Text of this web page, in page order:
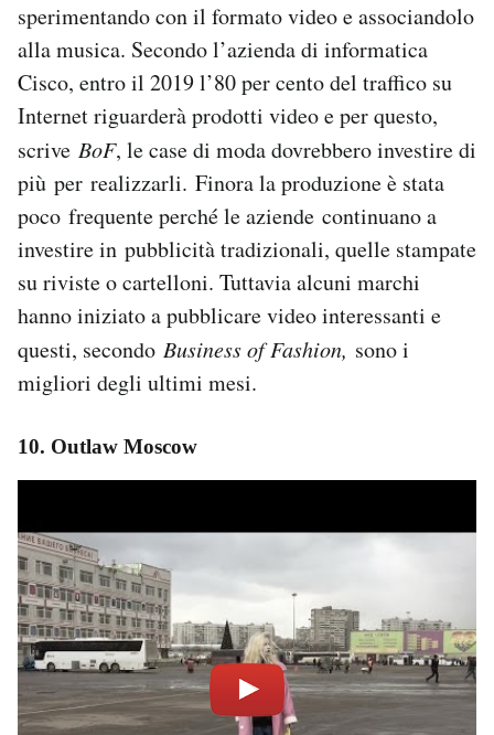
sperimentando con il formato video e associandolo
alla musica. Secondo l’azienda di informatica
Cisco, entro il 2019 l’80 per cento del traffico su
Internet riguarderà prodotti video e per questo,
scrive BoF, le case di moda dovrebbero investire di
più per realizzarli. Finora la produzione è stata
poco frequente perché le aziende continuano a
investire in pubblicità tradizionali, quelle stampate
su riviste o cartelloni. Tuttavia alcuni marchi
hanno iniziato a pubblicare video interessanti e
questi, secondo Business of Fashion, sono i
migliori degli ultimi mesi.
10. Outlaw Moscow